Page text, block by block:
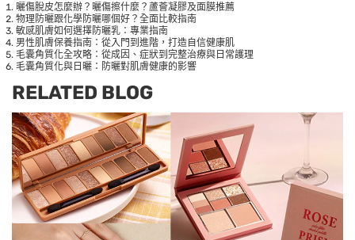
曬傷脫皮怎麼辦？曬傷擦什麼？蘆薈凝膠及面膜推薦
物理防曬跟化學防曬哪個好？全面比較指南
敏感肌膚如何選擇防曬乳：專業指南
男性肌膚保養指南：從入門到進階，打造自信健康肌
毛囊角質化全攻略：從成因、症狀到完整治療與日常護理
毛囊角質化與日曬：防曬對肌膚健康的影響
RELATED BLOG